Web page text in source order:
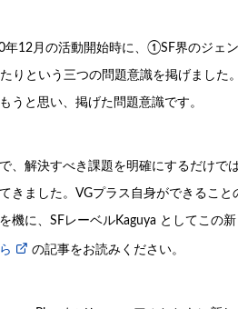
年12月の活動開始時に、①SF界のジ
りという三つの問題意識を掲げました
うと思い、掲げた問題意識です。
、解決すべき課題を明確にするだけで
きました。VGプラス自身ができるこ
機に、SFレーベルKaguya としてこの
の記事をお読みください。